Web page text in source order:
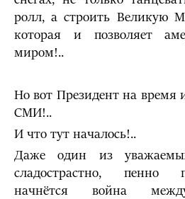
ролл, а строить Великую
которая и позволяет
миром!..
Но вот Президент на время
СМИ!..
И что тут началось!..
Даже один из
сладострастно, пенно
начнётся война